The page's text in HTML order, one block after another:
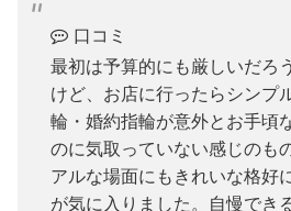
口コミ
最初は予算的にも厳しいだろ
けど、お店に行ったらシンプ
輪・婚約指輪が意外とお手頃
のに気取っていない感じのも
アルな場面にもきれいな格好
が気に入りました。自慢でき